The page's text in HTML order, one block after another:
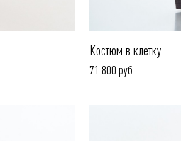
Костюм в клетку
71 800 руб.